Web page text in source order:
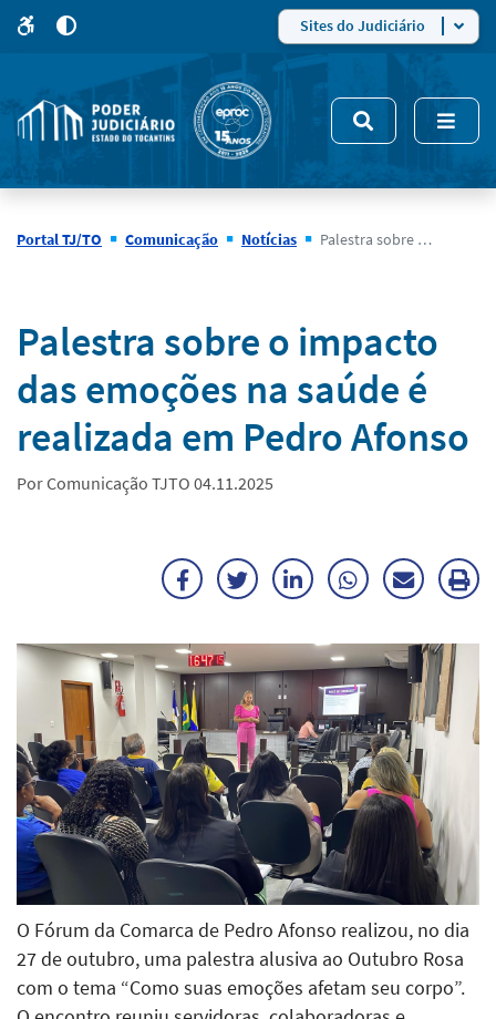
site
5
modo
de
alto
Sites do Judiciário
Portal TJ/TO Comunicação Notícias Palestra sobre o impacto das emoções na saúde é realizada em Pedro Afonso
Notícias
Palestra sobre o impacto
das emoções na saúde é
realizada em Pedro Afonso
Por Comunicação TJTO 04.11.2025
FacebookTwitterLinkedInWhatsApp
Enviar
E-
mail
O Fórum da Comarca de Pedro Afonso realizou, no dia
27 de outubro, uma palestra alusiva ao Outubro Rosa
com o tema “Como suas emoções afetam seu corpo”.